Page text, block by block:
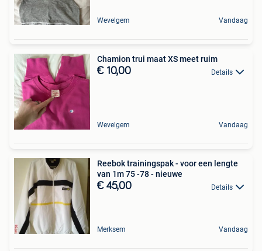
Wevelgem Vandaag
Chamion trui maat XS meet ruim
€ 10,00 Details
Wevelgem Vandaag
Reebok trainingspak - voor een lengte
van 1m 75 -78 - nieuwe
€ 45,00 Details
Merksem Vandaag